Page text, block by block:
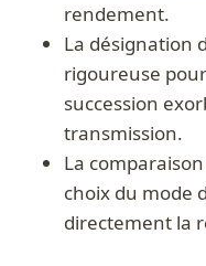
rendement.
La désignation
rigoureuse
succession
transmission.
La
choix du mode
directement la